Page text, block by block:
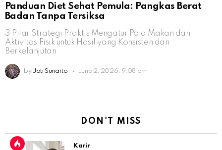
Panduan Diet Sehat Pemula: Pangkas Berat
Badan Tanpa Tersiksa
3 Pilar Strategi Praktis Mengatur Pola Makan dan
Aktivitas Fisik untuk Hasil yang Konsisten dan
Berkelanjutan
by Jati Sunarto June 2, 2026, 9:08 pm
DON'T MISS
Karir